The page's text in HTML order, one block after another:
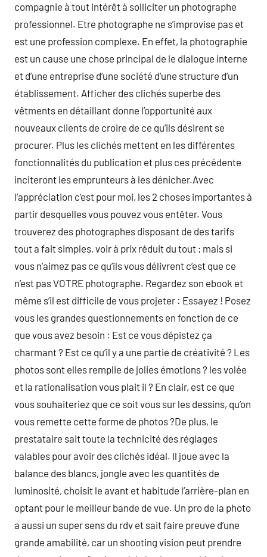
compagnie à tout intérêt à solliciter un photographe
professionnel. Etre photographe ne s’improvise pas et
est une profession complexe. En effet, la photographie
est un cause une chose principal de le dialogue interne
et d’une entreprise d’une société d’une structure d’un
établissement. Afficher des clichés superbe des
vêtments en détaillant donne l’opportunité aux
nouveaux clients de croire de ce qu’ils désirent se
procurer. Plus les clichés mettent en les différentes
fonctionnalités du publication et plus ces précédente
inciteront les emprunteurs à les dénicher.Avec
l’appréciation c’est pour moi, les 2 choses importantes à
partir desquelles vous pouvez vous entêter. Vous
trouverez des photographes disposant de des tarifs
tout a fait simples, voir à prix réduit du tout ; mais si
vous n’aimez pas ce qu’ils vous délivrent c’est que ce
n’est pas VOTRE photographe. Regardez son ebook et
même s’il est difficile de vous projeter : Essayez ! Posez
vous les grandes questionnements en fonction de ce
que vous avez besoin : Est ce vous dépistez ça
charmant ? Est ce qu’il y a une partie de créativité ? Les
photos sont elles remplie de jolies émotions ? les volée
et la rationalisation vous plait il ? En clair, est ce que
vous souhaiteriez que ce soit vous sur les dessins, qu’on
vous remette cette forme de photos ?De plus, le
prestataire sait toute la technicité des réglages
valables pour avoir des clichés idéal. Il joue avec la
balance des blancs, jongle avec les quantités de
luminosité, choisit le avant et habitude l’arrière-plan en
optant pour le meilleur bande de vue. Un pro de la photo
a aussi un super sens du rdv et sait faire preuve d’une
grande amabilité, car un shooting vision peut prendre